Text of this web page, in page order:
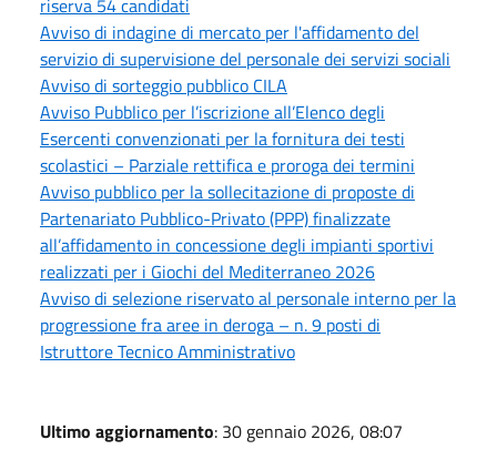
Avviso di indagine di mercato per l'affidamento del
servizio di supervisione del personale dei servizi sociali
Avviso di sorteggio pubblico CILA
Avviso Pubblico per l’iscrizione all’Elenco degli
Esercenti convenzionati per la fornitura dei testi
scolastici – Parziale rettifica e proroga dei termini
Avviso pubblico per la sollecitazione di proposte di
Partenariato Pubblico-Privato (PPP) finalizzate
all’affidamento in concessione degli impianti sportivi
realizzati per i Giochi del Mediterraneo 2026
Avviso di selezione riservato al personale interno per la
progressione fra aree in deroga – n. 9 posti di
Istruttore Tecnico Amministrativo
Ultimo aggiornamento: 30 gennaio 2026, 08:07